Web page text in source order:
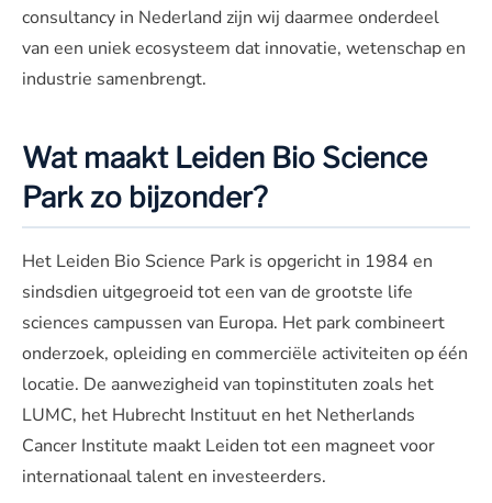
consultancy in Nederland zijn wij daarmee onderdeel
van een uniek ecosysteem dat innovatie, wetenschap en
industrie samenbrengt.
Wat maakt Leiden Bio Science
Park zo bijzonder?
Het Leiden Bio Science Park is opgericht in 1984 en
sindsdien uitgegroeid tot een van de grootste life
sciences campussen van Europa. Het park combineert
onderzoek, opleiding en commerciële activiteiten op één
locatie. De aanwezigheid van topinstituten zoals het
LUMC, het Hubrecht Instituut en het Netherlands
Cancer Institute maakt Leiden tot een magneet voor
internationaal talent en investeerders.